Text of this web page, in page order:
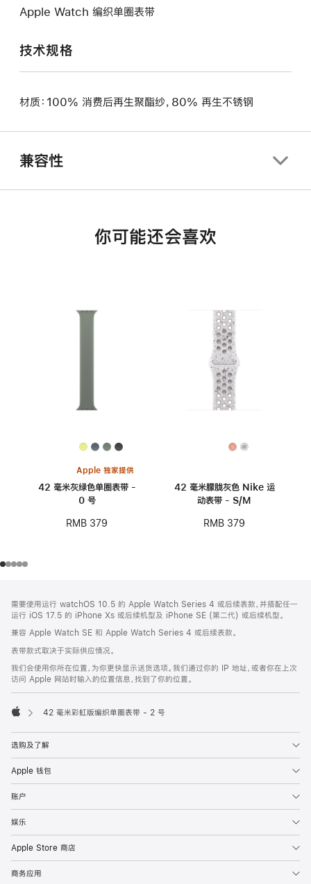
Apple Watch 编织单圈表带
技术规格
材质：100% 消费后再生聚酯纱，80% 再生不锈钢
兼容性
你可能还会喜欢
Apple 独家提供
42 毫米灰绿色单圈表带 -
0 号
RMB 379
42 毫米朦胧灰色 Nike 运
动表带 - S/M
RMB 379
页
页
脚
注
需要使用运行 watchOS 10.5 的 Apple Watch Series 4 或后续表款，并搭配任一
运行 iOS 17.5 的 iPhone Xs 或后续机型及 iPhone SE (第二代) 或后续机型。
兼容 Apple Watch SE 和 Apple Watch Series 4 或后续表款。
表带款式取决于实际供应情况。
我们会使用你所在位置，为你更快显示送货选项。我们通过你的 IP 地址，或者你在上次
访问 Apple 网站时输入的位置信息，找到了你的位置。
42 毫米彩虹版编织单圈表带 - 2 号
选购及了解
Apple 钱包
账户
娱乐
Apple Store 商店
商务应用